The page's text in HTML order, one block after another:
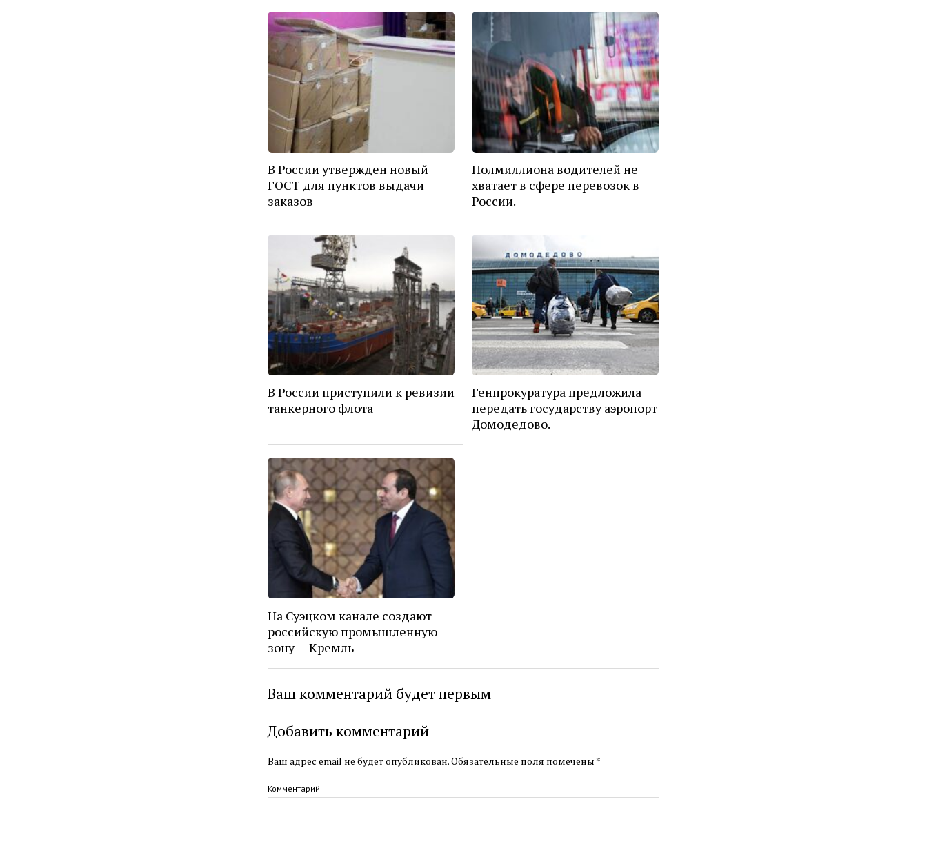
В России утвержден новый
ГОСТ для пунктов выдачи
заказов
Полмиллиона водителей не
хватает в сфере перевозок в
России.
В России приступили к ревизии
танкерного флота
Генпрокуратура предложила
передать государству аэропорт
Домодедово.
На Суэцком канале создают
российскую промышленную
зону — Кремль
Ваш комментарий будет первым
Добавить комментарий
Ваш адрес email не будет опубликован.Обязательные поля помечены *
Комментарий